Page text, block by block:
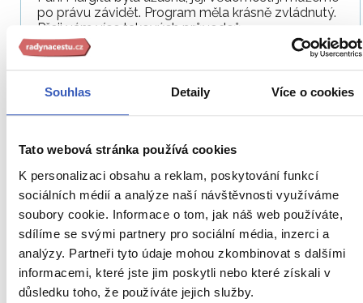
Souhlas Detaily Více o cookies
Tato webová stránka používá cookies
K personalizaci obsahu a reklam, poskytování funkcí
sociálních médií a analýze naší návštěvnosti využíváme
soubory cookie. Informace o tom, jak náš web používáte,
sdílíme se svými partnery pro sociální média, inzerci a
analýzy. Partneři tyto údaje mohou zkombinovat s dalšími
informacemi, které jste jim poskytli nebo které získali v
důsledku toho, že používáte jejich služby.
po právu závidět. Program měla krásně zvládnutý.
Přeji vám více takových průvodců.
—Jana Greňová
s průvodkyníMargitou Proksenosovou
MĚSTA MAROKA (letecky z Prahy)
Paní průvodkyně byla skvělá. Hluboké znalosti
historie země, výborná orientace v současnosti.
Nikde žádné zádrhely, byla milá a vždy ochotná
poradit.
—Dana Slabá 6. 9. 2023
s průvodkyníMargitou Proksenosovou